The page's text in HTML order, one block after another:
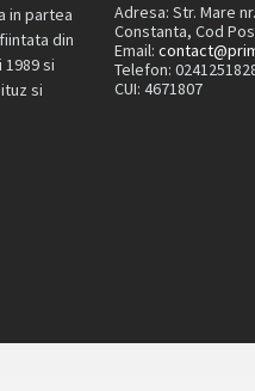
in partea
din
si
si
Adresa: Str. Mare
Constanta, Cod
Email:
Telefon:
CUI: 4671807